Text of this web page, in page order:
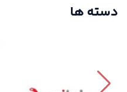
دسته ها